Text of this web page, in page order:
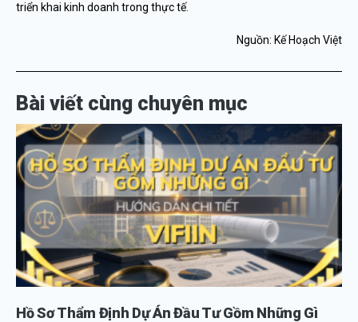
triển khai kinh doanh trong thực tế.
Nguồn: Kế Hoạch Việt
Bài viết cùng chuyên mục
Hồ Sơ Thẩm Định Dự Án Đầu Tư Gồm Những Gì